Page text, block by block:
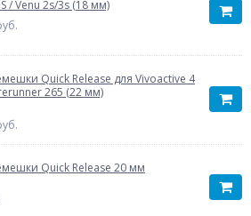
/ Venu 2s/3s (18 мм)
Quick Release для Vivoactive 4
265 (22 мм)
Quick Release 20 мм